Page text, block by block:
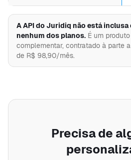
A API do Juridiq não está inclusa
nenhum dos planos. É um produto
complementar, contratado à parte
de R$ 98,90/mês.
Precisa de